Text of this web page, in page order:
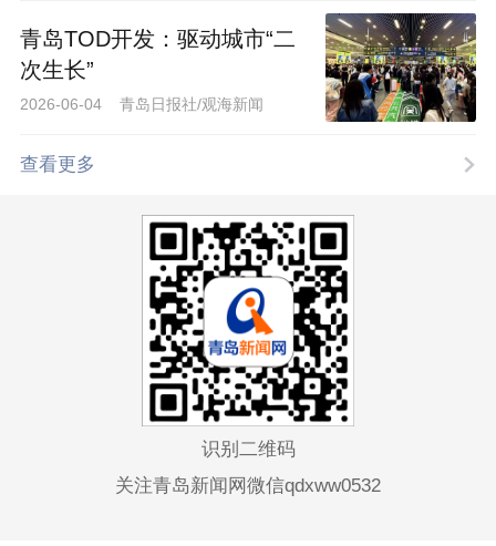
​青岛TOD开发：驱动城市“二
次生长”
2026-06-04 青岛日报社/观海新闻
查看更多
识别二维码
关注青岛新闻网微信qdxww0532